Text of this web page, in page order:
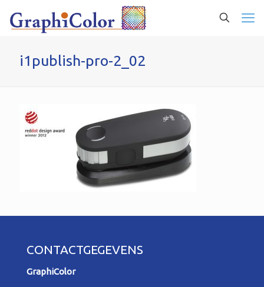
i1publish-pro-2_02
CONTACTGEGEVENS
GraphiColor